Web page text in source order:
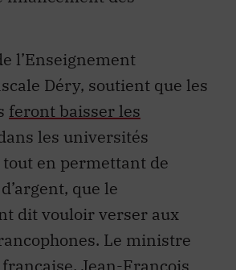
l’Enseignement
Déry, soutient que les
feront baisser les
dans les universités
tout en permettant de
que le
dit vouloir verser aux
Le ministre
Jean-François